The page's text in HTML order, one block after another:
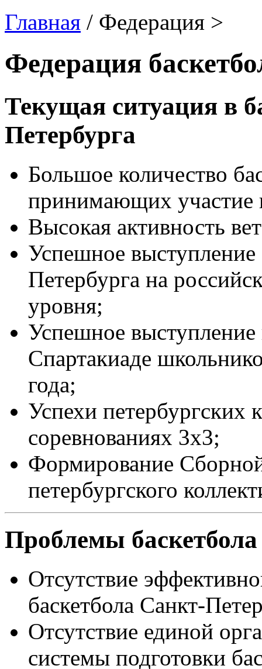
Главная / Федерация >
Федерация
Текущая ситуация в
Петербурга
Большое количество
принимающих участие
Высокая активность
Успешное
Петербурга на
уровня;
Успешное
Спартакиаде
года;
Успехи
соревнованиях 3х3;
Формирование
петербургского
Проблемы
Отсутствие
баскетбола Санкт-
Отсутствие единой
системы подготовки